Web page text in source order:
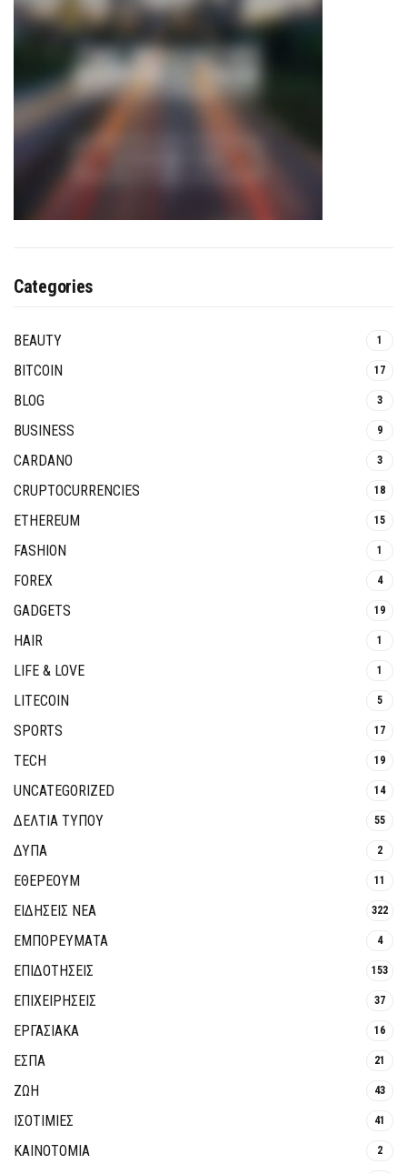
Categories
BEAUTY 1
BITCOIN 17
BLOG 3
BUSINESS 9
CARDANO 3
CRUPTOCURRENCIES 18
ETHEREUM 15
FASHION 1
FOREX 4
GADGETS 19
HAIR 1
LIFE & LOVE 1
LITECOIN 5
SPORTS 17
TECH 19
UNCATEGORIZED 14
ΔΕΛΤΙΑ ΤΥΠΟΥ 55
ΔΥΠΑ 2
ΕΘΈΡΕΟΥΜ 11
ΕΙΔΗΣΕΙΣ ΝΕΑ 322
ΕΜΠΟΡΕΥΜΑΤΑ 4
ΕΠΙΔΟΤΗΣΕΙΣ 153
ΕΠΙΧΕΙΡΗΣΕΙΣ 37
ΕΡΓΑΣΙΑΚΑ 16
ΕΣΠΑ 21
ΖΩΗ 43
ΙΣΟΤΙΜΙΕΣ 41
ΚΑΙΝΟΤΟΜΊΑ 2